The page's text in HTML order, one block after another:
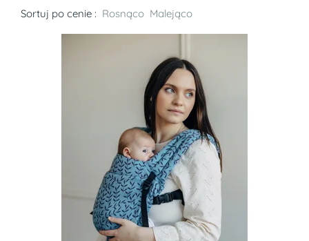
Sortuj po cenie : Rosnąco Malejąco